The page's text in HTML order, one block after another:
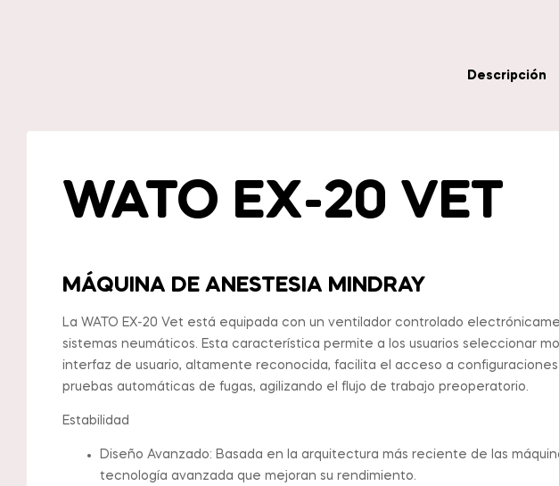
Descripción
WATO EX-20 VET
MÁQUINA DE ANESTESIA MINDRAY
La WATO EX-20 Vet está equipada con un ventilador controlado
sistemas neumáticos. Esta característica permite a los usuarios seleccionar
interfaz de usuario, altamente reconocida, facilita el acceso a
pruebas automáticas de fugas, agilizando el flujo de trabajo preoperatorio.
Estabilidad
Diseño Avanzado: Basada en la arquitectura más reciente de las
tecnología avanzada que mejoran su rendimiento.